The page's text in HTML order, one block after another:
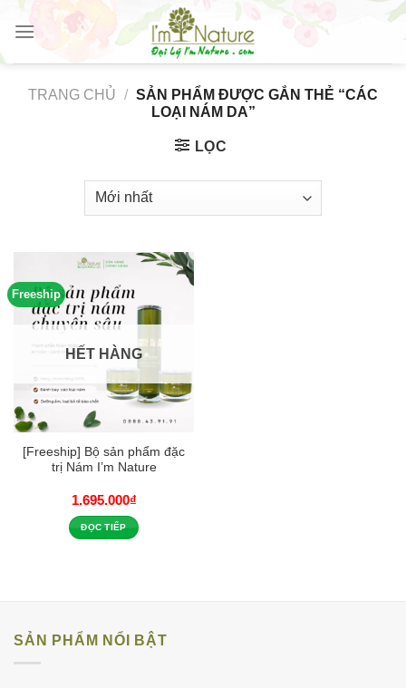
Skip
content
TRANG CHỦ / SẢN PHẨM ĐƯỢC GẮN THẺ “CÁC
LOẠI NÁM DA”
LỌC
Freeship
HẾT HÀNG
[Freeship] Bộ sản phẩm đặc
trị Nám I’m Nature
1.695.000₫
ĐỌC TIẾP
SẢN PHẨM NỔI BẬT